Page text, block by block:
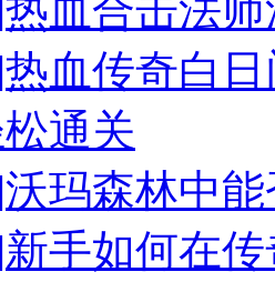
热血合击法
热血传奇白
通关
沃玛森林中
新手如何在